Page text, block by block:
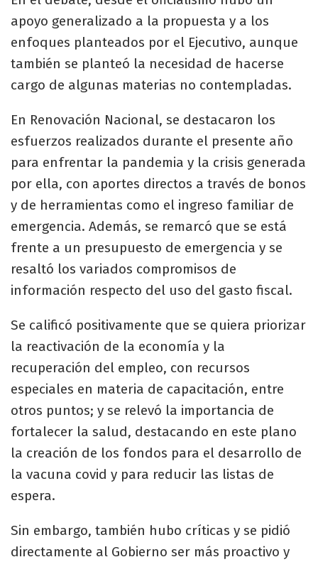
apoyo generalizado a la propuesta y a los
enfoques planteados por el Ejecutivo, aunque
también se planteó la necesidad de hacerse
cargo de algunas materias no contempladas.
En Renovación Nacional, se destacaron los
esfuerzos realizados durante el presente año
para enfrentar la pandemia y la crisis generada
por ella, con aportes directos a través de bonos
y de herramientas como el ingreso familiar de
emergencia. Además, se remarcó que se está
frente a un presupuesto de emergencia y se
resaltó los variados compromisos de
información respecto del uso del gasto fiscal.
Se calificó positivamente que se quiera priorizar
la reactivación de la economía y la
recuperación del empleo, con recursos
especiales en materia de capacitación, entre
otros puntos; y se relevó la importancia de
fortalecer la salud, destacando en este plano
la creación de los fondos para el desarrollo de
la vacuna covid y para reducir las listas de
espera.
Sin embargo, también hubo críticas y se pidió
directamente al Gobierno ser más proactivo y